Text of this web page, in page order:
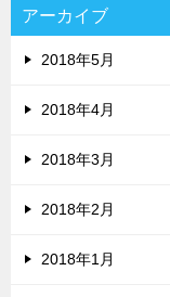
アーカイブ
2018年5月
2018年4月
2018年3月
2018年2月
2018年1月